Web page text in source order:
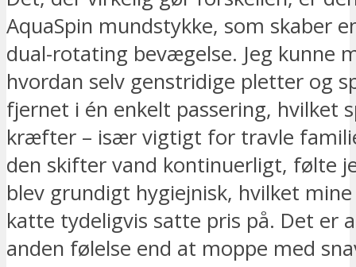
AquaSpin mundstykke, som skaber
dual-rotating bevægelse. Jeg kunne
hvordan selv genstridige pletter og
fjernet i én enkelt passering, hvilket
kræfter – især vigtigt for travle
den skifter vand kontinuerligt, følte
blev grundigt hygiejnisk, hvilket
katte tydeligvis satte pris på. Det er
anden følelse end at moppe med